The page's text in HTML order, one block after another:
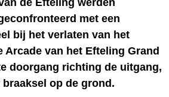
met een
bij het verlaten van het
Arcade van het Efteling Grand
doorgang richting de uitgang,
op de grond.